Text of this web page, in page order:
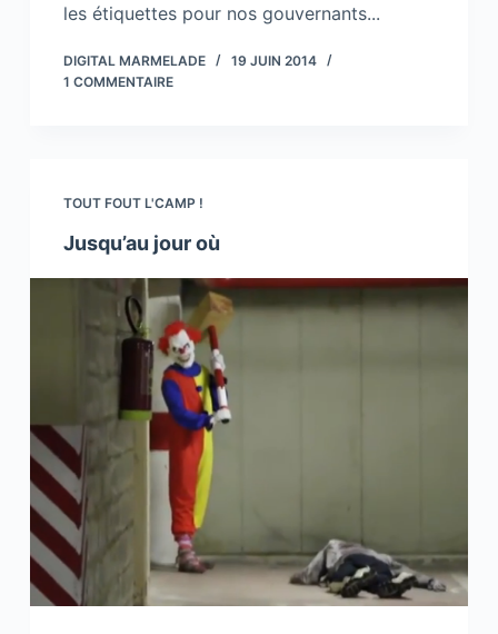
les étiquettes pour nos gouvernants...
DIGITAL MARMELADE
19 JUIN 2014
1 COMMENTAIRE
TOUT FOUT L'CAMP !
Jusqu’au jour où